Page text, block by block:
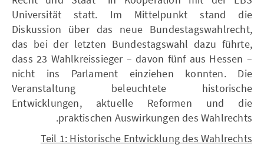
Universität statt. Im Mittelpunkt stand die
Diskussion über das neue Bundestagswahlrecht,
das bei der letzten Bundestagswahl dazu führte,
dass 23 Wahlkreissieger – davon fünf aus Hessen –
nicht ins Parlament einziehen konnten. Die
Veranstaltung beleuchtete historische
Entwicklungen, aktuelle Reformen und die
praktischen Auswirkungen des Wahlrechts.
Teil 1: Historische Entwicklung des Wahlrechts